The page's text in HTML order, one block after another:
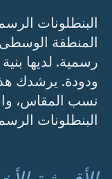
البنطلونات
المنطقة
رسمية. لديها
ودودة. يرشدك
نسب المقاس،
البنطلونات